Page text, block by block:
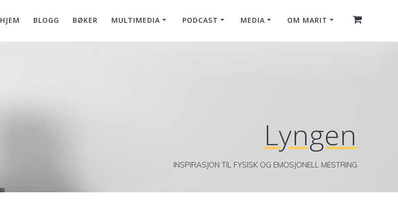
HJEM BLOGG BØKER MULTIMEDIA PODCAST MEDIA OM MARIT
Lyngen
INSPIRASJON TIL FYSISK OG EMOSJONELL MESTRING